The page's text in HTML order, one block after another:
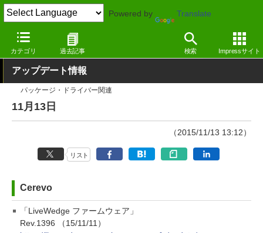
Powered by Translate
カテゴリ 過去記事 検索 Impressサイト
窓の杜 その他の話題 アップデート
アップデート情報
パッケージ・ドライバー関連
11月13日
（2015/11/13 13:12）
リスト
Cerevo
「LiveWedge ファームウェア」
Rev.1396 （15/11/11）